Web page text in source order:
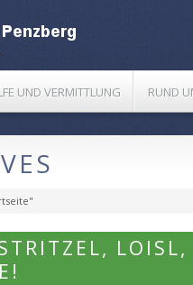
UND VERMITTLUNG RUND